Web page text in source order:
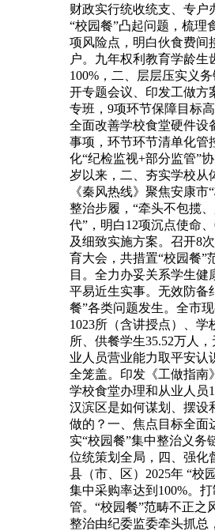
财政实行统收统支、专户
“校园餐”凸起问题，梳理
项风险点，明白伙食费间
户。九年权利教育学龄生
100%，二、层层压实义
开专题会议、印发工做方
专班，9项环节保障目标高
全面改善学校食堂硬件设
事项，环节环节清单化管
化“纪检监视+部分监管”
岁以来，二、夯实学校从
《秦风热线》聚焦安康市
整治步履，“牵头不包揽
代”，明白12项沉点使命
及细致实施方案。召开8
育大会，共措置“校园餐”
目。全力办妥关系学生健
平易近生实事。无效防备
餐”各类问题发生。全市
1023所（含讲授点）、学
所、供餐学生35.52万人
业人员营业能力取平安认
全笼盖。印发《工做指南
学校食堂办理和从业人员
汉滨区是如何谋划、摆设
做的？一、焦点目标全面
实“校园餐”集中整治义务
位统策划全局，四、强化
县（市、区）2025年 “校
集中采购率达到100%。
管。“校园餐”范畴不正之
整治由纪委监委牵头抓总